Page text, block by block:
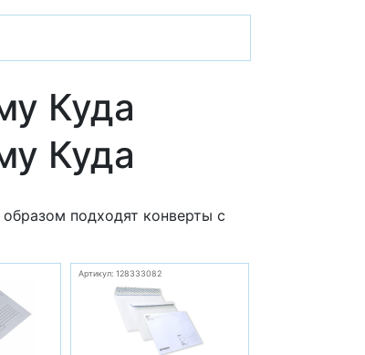
Куда
Куда
подходят конверты с
Артикул: 128333082